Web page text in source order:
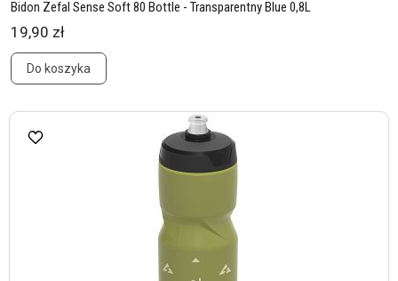
Bidon Zefal Sense Soft 80 Bottle - Transparentny Blue 0,8L
19,90 zł
Do koszyka